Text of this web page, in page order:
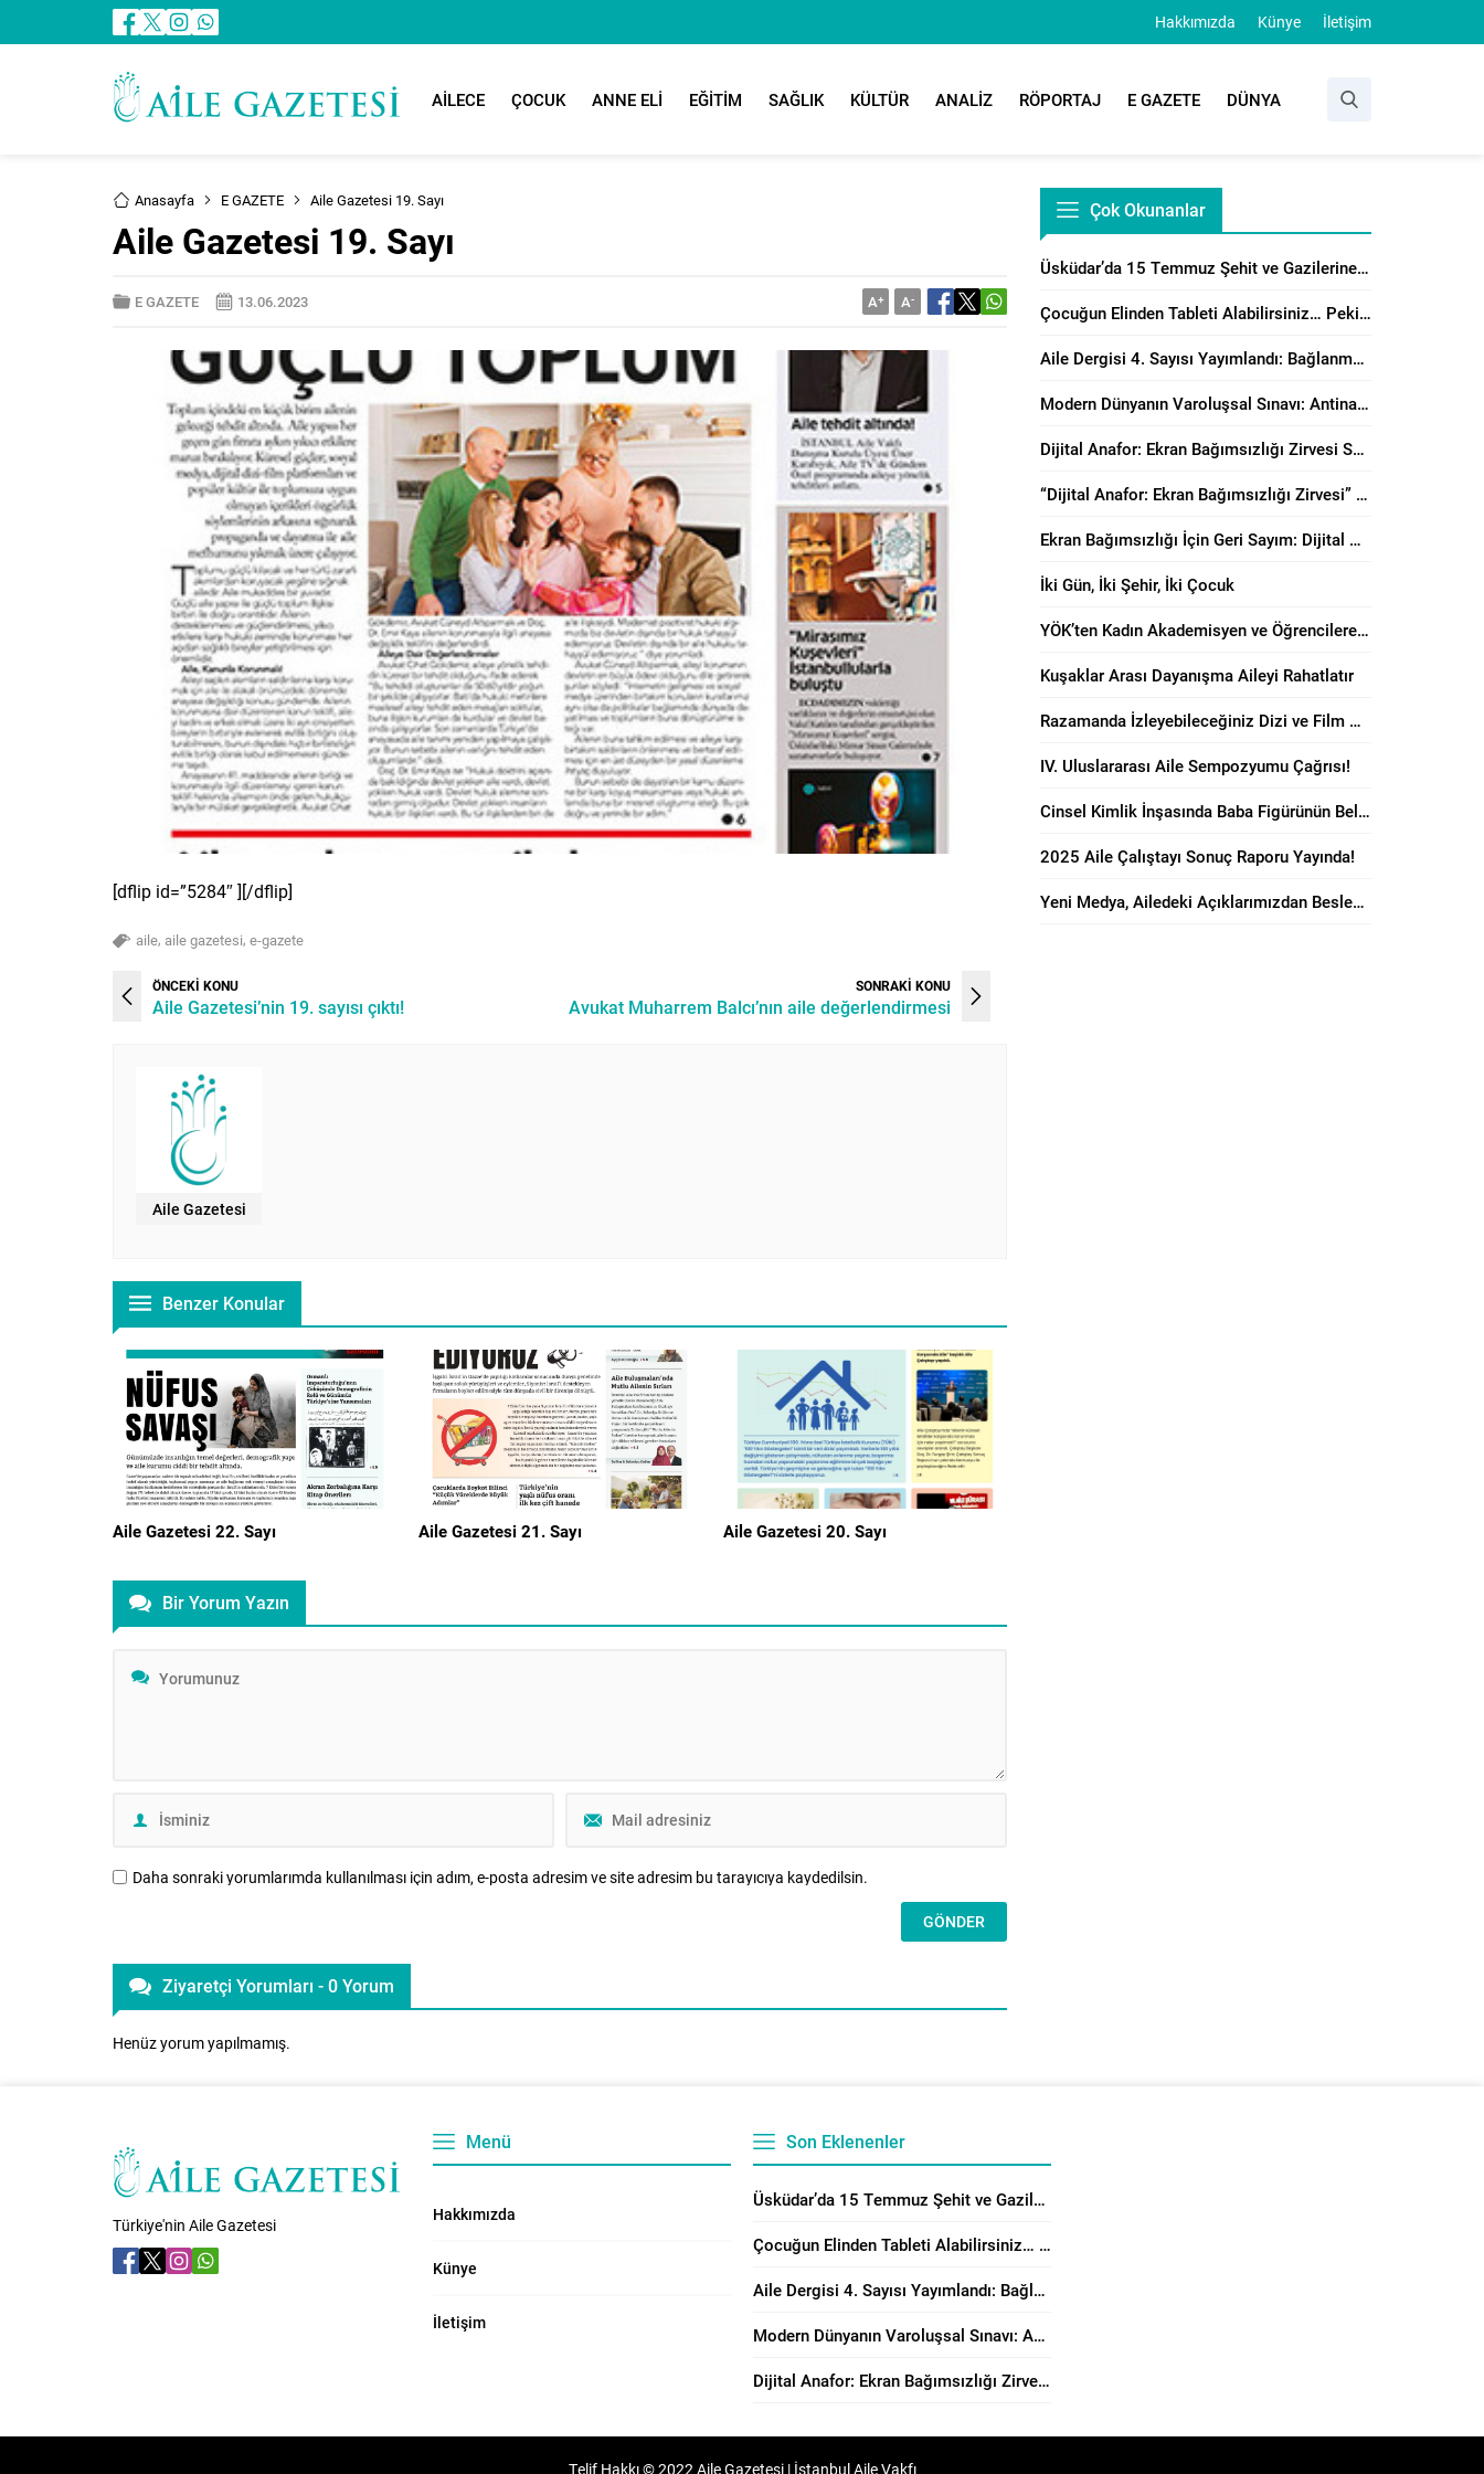
Hakkımızda Künye İletişim
AİLECE ÇOCUK ANNE ELİ EĞİTİM SAĞLIK KÜLTÜR ANALİZ RÖPORTAJ E GAZETE DÜNYA
Anasayfa E GAZETE Aile Gazetesi 19. Sayı
Aile Gazetesi 19. Sayı
E GAZETE 13.06.2023 A+ A-
[dflip id=”5284″ ][/dflip]
aile, aile gazetesi, e-gazete
ÖNCEKİ KONU
Aile Gazetesi’nin 19. sayısı çıktı!
SONRAKİ KONU
Avukat Muharrem Balcı’nın aile değerlendirmesi
Aile Gazetesi
Benzer Konular
Aile Gazetesi 22. Sayı Aile Gazetesi 21. Sayı Aile Gazetesi 20. Sayı
Bir Yorum Yazın
Daha sonraki yorumlarımda kullanılması için adım, e-posta adresim ve site adresim bu tarayıcıya kaydedilsin.
Ziyaretçi Yorumları - 0 Yorum
Henüz yorum yapılmamış.
Çok Okunanlar
Üsküdar’da 15 Temmuz Şehit ve Gazilerine Anlamlı Program
Çocuğun Elinden Tableti Alabilirsiniz… Peki Yerine Ne Vereceksiniz?
Aile Dergisi 4. Sayısı Yayımlandı: Bağlanma, Örgütsel Çatışma Çözümü ve Manevi Danışmanlık Perspektiflerinden Aile Çalışmaları
Modern Dünyanın Varoluşsal Sınavı: Antinatalizm’e Karşı Neslin Muhafazasının Önemi
Dijital Anafor: Ekran Bağımsızlığı Zirvesi Sonuç Bildirisi Yayımlandı!
“Dijital Anafor: Ekran Bağımsızlığı Zirvesi” İstanbul’da Başladı
Ekran Bağımsızlığı İçin Geri Sayım: Dijital Anafor Zirvesi Başlıyor!
İki Gün, İki Şehir, İki Çocuk
YÖK’ten Kadın Akademisyen ve Öğrencilere “Anne Dostu” Karar!
Kuşaklar Arası Dayanışma Aileyi Rahatlatır
Razamanda İzleyebileceğiniz Dizi ve Film Önerileri!
IV. Uluslararası Aile Sempozyumu Çağrısı!
Cinsel Kimlik İnşasında Baba Figürünün Belirleyici Rolü
2025 Aile Çalıştayı Sonuç Raporu Yayında!
Yeni Medya, Ailedeki Açıklarımızdan Besleniyor!
Türkiye'nin Aile Gazetesi
Menü
Hakkımızda
Künye
İletişim
Son Eklenenler
Üsküdar’da 15 Temmuz Şehit ve Gazilerine Anlamlı Program
Çocuğun Elinden Tableti Alabilirsiniz… Peki Yerine Ne Vereceksiniz?
Aile Dergisi 4. Sayısı Yayımlandı: Bağlanma, Örgütsel Çatışma Çözümü ve Manevi Danışmanlık Perspektiflerinden Aile Çalışmaları
Modern Dünyanın Varoluşsal Sınavı: Antinatalizm’e Karşı Neslin Muhafazasının Önemi
Dijital Anafor: Ekran Bağımsızlığı Zirvesi Sonuç Bildirisi Yayımlandı!
Telif Hakkı © 2022 Aile Gazetesi | İstanbul Aile Vakfı